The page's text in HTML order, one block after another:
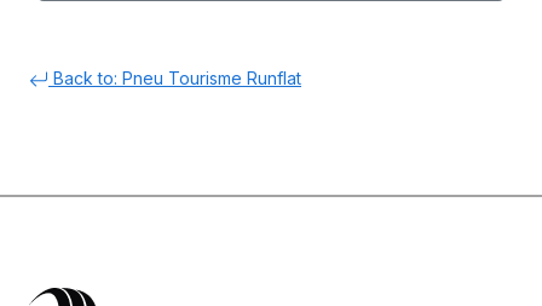
Back to: Pneu Tourisme Runflat